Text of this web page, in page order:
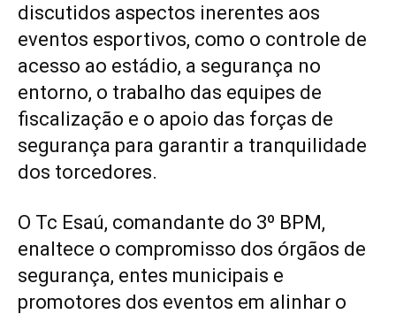
discutidos aspectos inerentes aos
eventos esportivos, como o controle de
acesso ao estádio, a segurança no
entorno, o trabalho das equipes de
fiscalização e o apoio das forças de
segurança para garantir a tranquilidade
dos torcedores.
O Tc Esaú, comandante do 3º BPM,
enaltece o compromisso dos órgãos de
segurança, entes municipais e
promotores dos eventos em alinhar o